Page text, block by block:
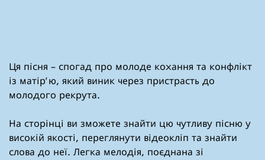
Ця пісня – спогад про молоде кохання та конфлікт
із матір’ю, який виник через пристрасть до
молодого рекрута.
На сторінці ви зможете знайти цю чутливу пісню у
високій якості, переглянути відеокліп та знайти
слова до неї. Легка мелодія, поєднана зі